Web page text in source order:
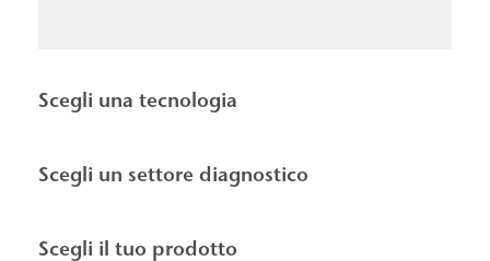
Scegli una tecnologia
Scegli un settore diagnostico
Scegli il tuo prodotto